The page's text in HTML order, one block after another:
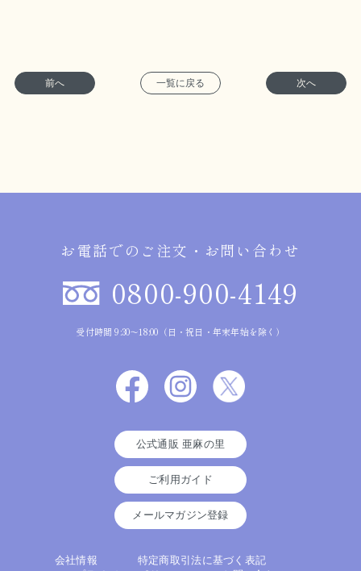
前へ 一覧に戻る 次へ
お電話でのご注文・お問い合わせ
0800-900-4149
受付時間 9:30～18:00（日・祝日・年末年始を除く）
公式通販 亜麻の里
ご利用ガイド
メールマガジン登録
会社情報
特定商取引法に基づく表記